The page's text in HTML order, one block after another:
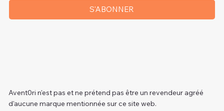
S'ABONNER
Avent0ri n'est pas et ne prétend pas être un revendeur agréé
d'aucune marque mentionnée sur ce site web.